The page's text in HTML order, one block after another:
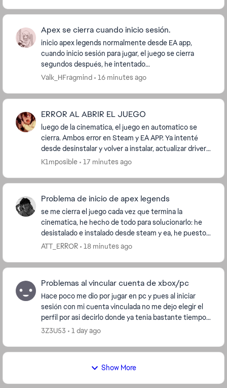
Apex se cierra cuando inicio sesión.
inicio apex legends normalmente desde EA app,
cuando inicio sesión para jugar, el juego se cierra
segundos después, he intentado
(https://help.ea.com/en/articles/technical-
Valk_HFragmind 16 minutes ago
ERROR AL ABRIR EL JUEGO
luego de la cinematica, el juego en automatico se
cierra. Ambos error en Steam y EA APP. Ya intenté
desde desinstalar y volver a instalar, actualizar drivers,
NVIDIA, archivos, etc. Y NADA ESTA FUNCI...
K1mposible 17 minutes ago
Problema de inicio de apex legends
se me cierra el juego cada vez que termina la
cinematica, he hecho de todo para solucionarlo: he
desistalado e instalado desde steam y ea, he puesto
de administrador el directx y easyanticheat y sigu...
ATT_ERROR 18 minutes ago
Problemas al vincular cuenta de xbox/pc
Hace poco me dio por jugar en pc y pues al iniciar
sesión con mi cuenta vinculada no me dejo elegir el
perfil por asi decirlo donde ya tenia bastante tiempo
(desde que inicio apex) y pues me inicio d...
3Z3U53 1 day ago
Show More